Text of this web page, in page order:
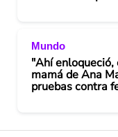
Mundo
"Ahí
mamá de Ana
pruebas contra